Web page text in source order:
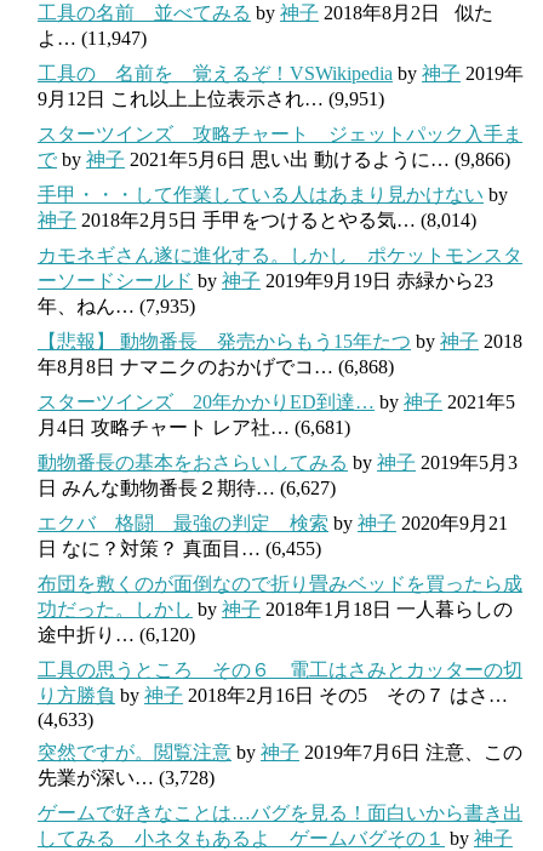
工具の名前 並べてみる by 神子 2018年8月2日
似た
よ… (11,947)
工具の 名前を 覚えるぞ！VSWikipedia by 神子 2019年
9月12日 これ以上上位表示され… (9,951)
スターツインズ 攻略チャート ジェットパック入手ま
で by 神子 2021年5月6日 思い出 動けるように… (9,866)
手甲・・・して作業している人はあまり見かけない by
神子 2018年2月5日 手甲をつけるとやる気… (8,014)
カモネギさん遂に進化する。しかし ポケットモンスタ
ーソードシールド by 神子 2019年9月19日 赤緑から23
年、ねん… (7,935)
【悲報】 動物番長 発売からもう15年たつ by 神子 2018
年8月8日 ナマニクのおかげでコ… (6,868)
スターツインズ 20年かかりED到達… by 神子 2021年5
月4日 攻略チャート レア社… (6,681)
動物番長の基本をおさらいしてみる by 神子 2019年5月3
日 みんな動物番長２期待… (6,627)
エクバ 格闘 最強の判定 検索 by 神子 2020年9月21
日 なに？対策？ 真面目… (6,455)
布団を敷くのが面倒なので折り畳みベッドを買ったら成
功だった。しかし by 神子 2018年1月18日 一人暮らしの
途中折り… (6,120)
工具の思うところ その６ 電工はさみとカッターの切
り方勝負 by 神子 2018年2月16日 その5 その７ はさ…
(4,633)
突然ですが。閲覧注意 by 神子 2019年7月6日 注意、この
先業が深い… (3,728)
ゲームで好きなことは…バグを見る！面白いから書き出
してみる 小ネタもあるよ ゲームバグその１
by 神子